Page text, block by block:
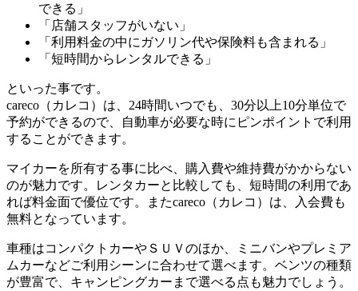
できる」
「店舗スタッフがいない」
「利用料金の中にガソリン代や保険料も含まれる」
「短時間からレンタルできる」
といった事です。
careco（カレコ）は、24時間いつでも、30分以上10分単位で
予約ができるので、自動車が必要な時にピンポイントで利用
することができます。
マイカーを所有する事に比べ、購入費や維持費がかからない
のが魅力です。レンタカーと比較しても、短時間の利用であ
れば料金面で優位です。またcareco（カレコ）は、入会費も
無料となっています。
車種はコンパクトカーやＳＵＶのほか、ミニバンやプレミア
ムカーなどご利用シーンに合わせて選べます。ベンツの種類
が豊富で、キャンピングカーまで選べる点も魅力でしょう。